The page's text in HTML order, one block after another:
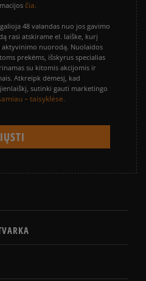
čia.
48 valandas nuo jos gavimo
rasi atskirame el. laiške, kurį
aktyvinimo nuorodą. Nuolaidos
prekėms, išskyrus specialias
su kitomis akcijomis ir
Atkreipk dėmesį, kad
sutinki gauti marketingo
– taisyklėse.